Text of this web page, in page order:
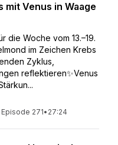
Venus in Waage
die Woche vom 13.–19.
im Zeichen Krebs
Zyklus,
reflektieren✨Venus
Episode 271• 27:24